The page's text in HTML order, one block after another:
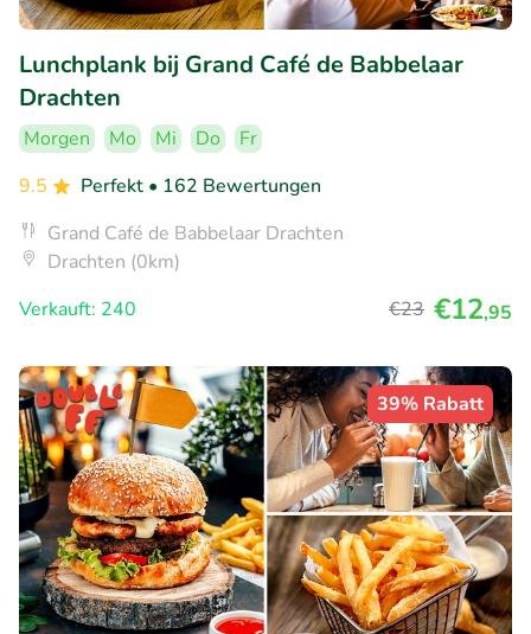
Lunchplank bij Grand Café de Babbelaar
Drachten
Morgen Mo Mi Do
Fr
9.5
Perfekt • 162 Bewertungen
Grand Café de Babbelaar Drachten
Drachten (0km)
Verkauft: 240
€23 €12,95
39% Rabatt